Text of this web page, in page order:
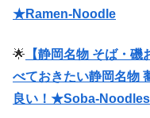
★Ramen-Noodle
🌟 【静岡名物 そば・
べておきたい静岡名物
良い！★Soba-Noodles